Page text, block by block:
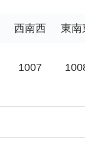
西南西 東南
1007